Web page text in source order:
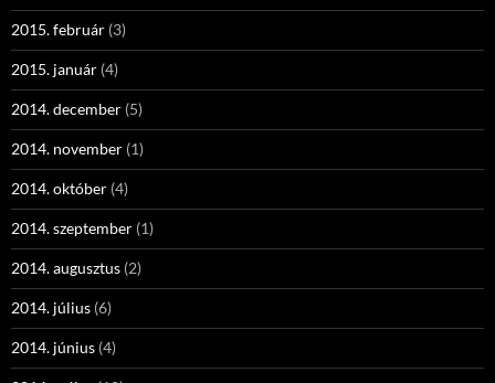
2015. február (3)
2015. január (4)
2014. december (5)
2014. november (1)
2014. október (4)
2014. szeptember (1)
2014. augusztus (2)
2014. július (6)
2014. június (4)